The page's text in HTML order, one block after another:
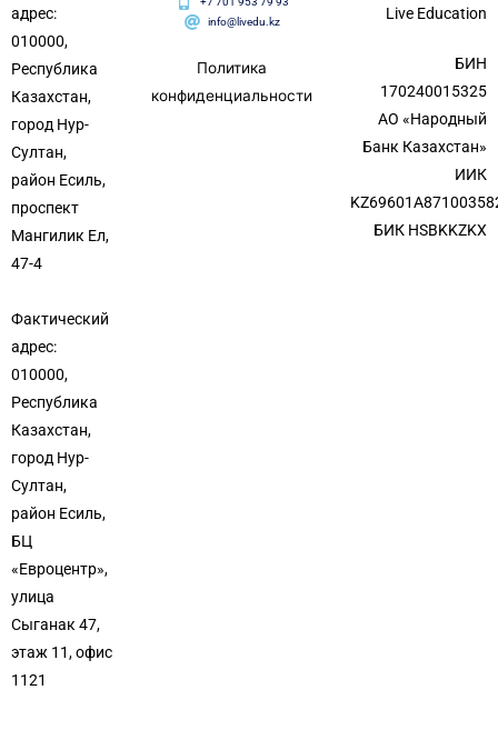
адрес:
010000,
Республика
Казахстан,
город Нур-
Султан,
район Есиль,
проспект
Мангилик Ел,
47-4
Фактический
адрес:
010000,
Республика
Казахстан,
город Нур-
Султан,
район Есиль,
БЦ
«Евроцентр»,
улица
Сыганак 47,
этаж 11, офис
1121
info@livedu.kz
Политика
конфиденциальности
Live Education
БИН
170240015325
АО «Народный
Банк Казахстан»
ИИК
БИК HSBKKZKX